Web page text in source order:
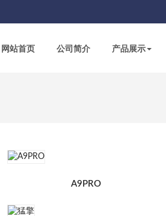
网站首页 公司简介 产品展示
A9PRO